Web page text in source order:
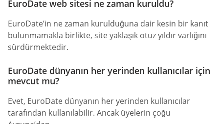
EuroDate web sitesi ne zaman kuruldu?
EuroDate’in ne zaman kurulduğuna dair kesin bir kanıt
bulunmamakla birlikte, site yaklaşık otuz yıldır varlığını
sürdürmektedir.
EuroDate dünyanın her yerinden kullanıcılar için
mevcut mu?
Evet, EuroDate dünyanın her yerinden kullanıcılar
tarafından kullanılabilir. Ancak üyelerin çoğu